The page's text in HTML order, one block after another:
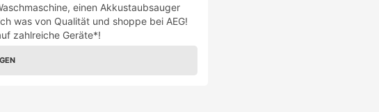
einen Akkustaubsauger
was von Qualität und shoppe bei AEG!
zahlreiche Geräte*!